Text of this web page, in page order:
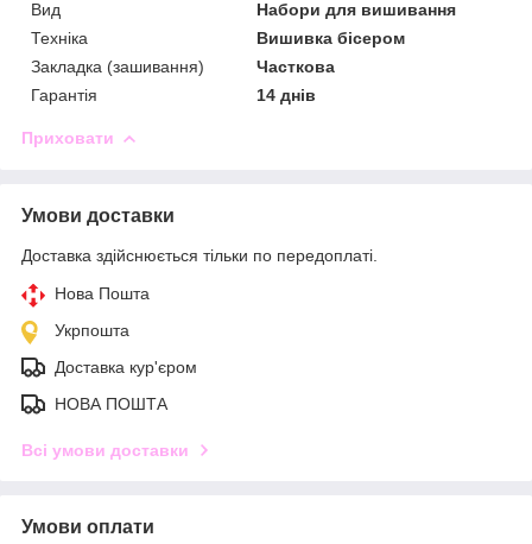
Вид
Набори для вишивання
Техніка
Вишивка бісером
Закладка (зашивання)
Часткова
Гарантія
14 днів
Приховати
Умови доставки
Доставка здійснюється тільки по передоплаті.
Нова Пошта
Укрпошта
Доставка кур'єром
НОВА ПОШТА
Всі умови доставки
Умови оплати